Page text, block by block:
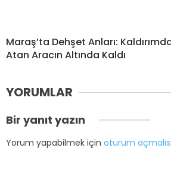
Maraş’ta Dehşet Anları:
Atan Aracın Altında Kaldı
YORUMLAR
Bir yanıt yazın
Yorum yapabilmek için oturum